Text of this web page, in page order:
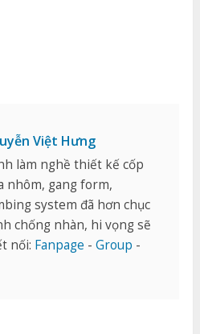
Việt Hưng
làm nghề thiết kế cốp
nhôm, gang form,
system đã hơn chục
chống nhàn, hi vọng sẽ
nối: Fanpage -Group -